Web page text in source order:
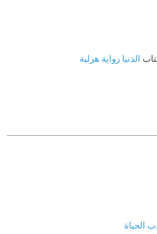
الدنيا رواية هزلية
الحياة